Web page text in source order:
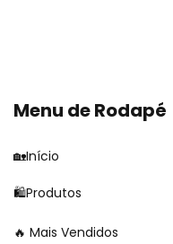
Menu de Rodapé
🏡Início
🛍Produtos
Mais Vendidos